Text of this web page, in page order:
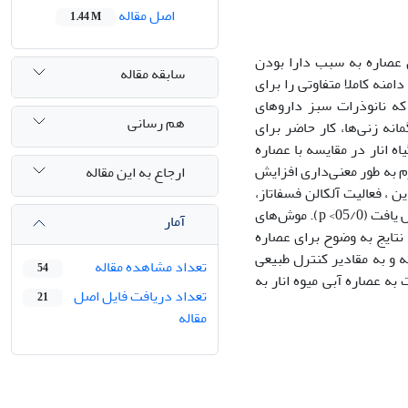
عصاره به سبب دارا بودن
کاملا متفاوتی را برای
نانوذرات سبز داروهای
زنی‌ها، کار حاضر برای
انار در مقایسه با عصاره
به طور معنی‌داری افزایش
، فعالیت آلکالن فسفاتاز،
(05/0>
p). موش‌های
به وضوح برای عصاره
و به مقادیر کنترل طبیعی
عصاره آبی میوه انار به
اصل مقاله 1.44 M
سابقه مقاله
هم رسانی
ارجاع به این مقاله
آمار
تعداد مشاهده مقاله
54
تعداد دریافت فایل اصل
مقاله
21